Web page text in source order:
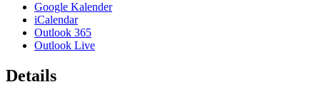
Google Kalender
iCalendar
Outlook 365
Outlook Live
Details